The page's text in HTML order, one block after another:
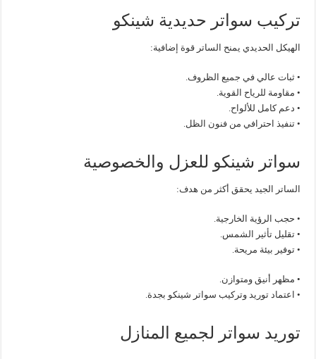
تركيب سواتر حديدية شينكو
الهيكل الحديدي يمنح الساتر قوة إضافية:
• ثبات عالي في جميع الظروف.
• مقاومة للرياح القوية.
• دعم كامل للألواح.
• تنفيذ احترافي من فنون الظل.
سواتر شينكو للعزل والخصوصية
الساتر الجيد يحقق أكثر من هدف:
• حجب الرؤية الخارجية.
• تقليل تأثير الشمس.
• توفير بيئة مريحة.
• مظهر أنيق ومتوازن.
• اعتماد توريد وتركيب سواتر شينكو بجدة.
توريد سواتر لجميع المنازل